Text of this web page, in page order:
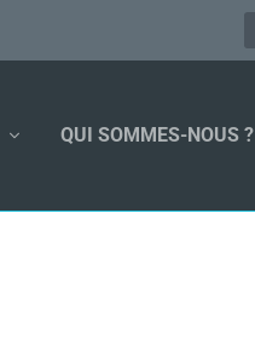
QUI SOMMES-NOUS ?